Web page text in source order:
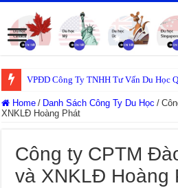
VPĐD Công Ty TNHH Tư Vấn Du Học
Home / Danh Sách Công Ty Du Học /
XNKLĐ Hoàng Phát
Công ty CPTM
và XNKLĐ Hoàng